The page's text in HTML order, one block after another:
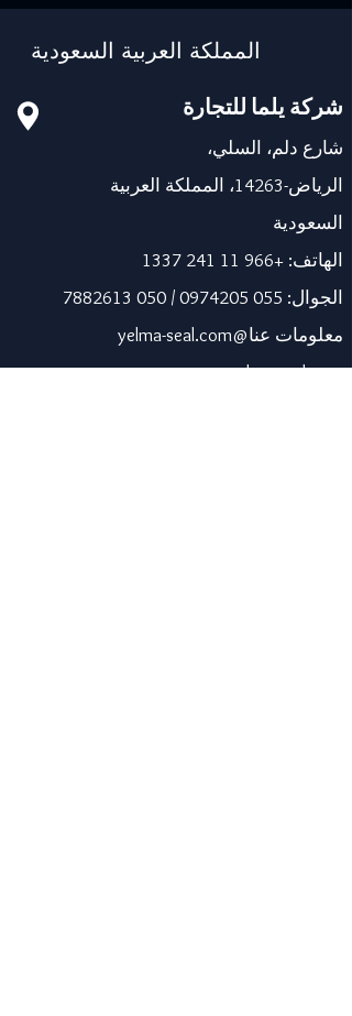
المملكة العربية السعودية
شركة يلما للتجارة
شارع دلم، السلي،
الرياض-14263، المملكة العربية
السعودية
الهاتف: +966 11 241 1337
الجوال: 055 0974205
/
050 7882613
معلومات عنا@yelma-seal.com
www.yelma-seal.com